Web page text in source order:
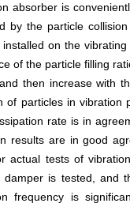
absorber is
by the particle
on the
of the particle filling
then increase with
of particles in
rate is in
results are in good
actual tests of
damper is tested, and
frequency is